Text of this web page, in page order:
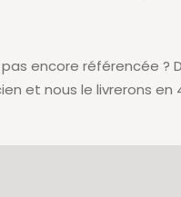
encore référencée ?
et nous le livrerons en